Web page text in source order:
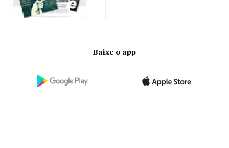
Baixe o app